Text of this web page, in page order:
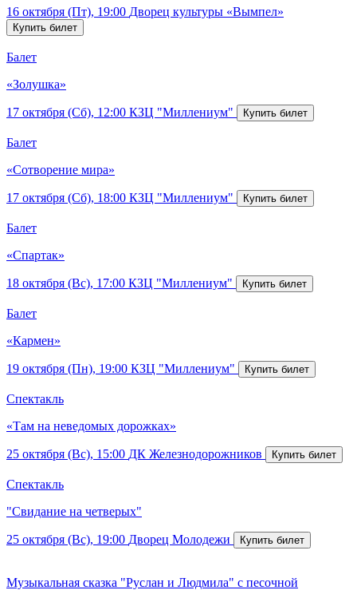
16 октября (Пт), 19:00 Дворец культуры «Вымпел»
Балет
«Золушка»
17 октября (Сб), 12:00 КЗЦ "Миллениум"
Балет
«Сотворение мира»
17 октября (Сб), 18:00 КЗЦ "Миллениум"
Балет
«Спартак»
18 октября (Вс), 17:00 КЗЦ "Миллениум"
Балет
«Кармен»
19 октября (Пн), 19:00 КЗЦ "Миллениум"
Спектакль
«Там на неведомых дорожках»
25 октября (Вс), 15:00 ДК Железнодорожников
Спектакль
"Свидание на четверых"
25 октября (Вс), 19:00 Дворец Молодежи
Музыкальная сказка "Руслан и Людмила" с песочной